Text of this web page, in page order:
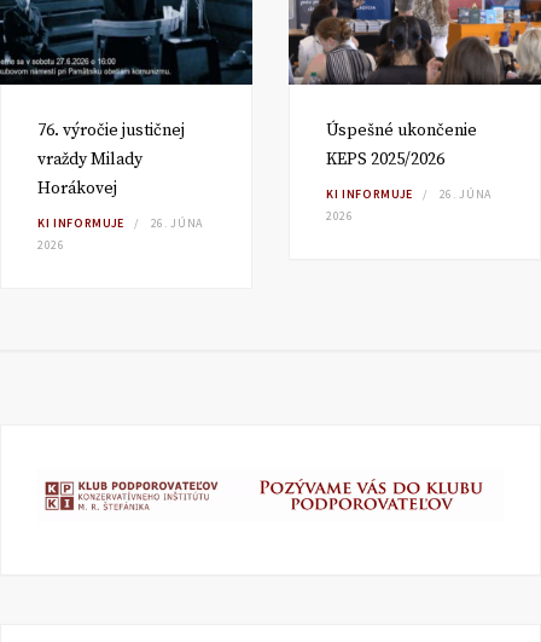
76. výročie justičnej
vraždy Milady
Horákovej
KI INFORMUJE
26. JÚNA
2026
Úspešné ukončenie
KEPS 2025/2026
KI INFORMUJE
26. JÚNA
2026